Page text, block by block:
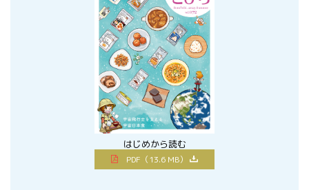
はじめから読む
PDF（13.6 MB）